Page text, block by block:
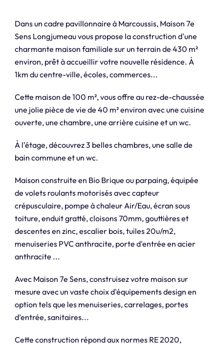
Dans un cadre pavillonnaire à Marcoussis, Maison 7e
Sens Longjumeau vous propose la construction d'une
charmante maison familiale sur un terrain de 430 m²
environ, prêt à accueillir votre nouvelle résidence. À
1km du centre-ville, écoles, commerces...
Cette maison de 100 m², vous offre au rez-de-chaussée
une jolie pièce de vie de 40 m² environ avec une cuisine
ouverte, une chambre, une arrière cuisine et un wc.
À l'étage, découvrez 3 belles chambres, une salle de
bain commune et un wc.
Maison construite en Bio Brique ou parpaing, équipée
de volets roulants motorisés avec capteur
crépusculaire, pompe à chaleur Air/Eau, écran sous
toiture, enduit gratté, cloisons 70mm, gouttières et
descentes en zinc, escalier bois, tuiles 20u/m2,
menuiseries PVC anthracite, porte d'entrée en acier
anthracite ...
Avec Maison 7e Sens, construisez votre maison sur
mesure avec un vaste choix d'équipements design en
option tels que les menuiseries, carrelages, portes
d’entrée, sanitaires...
Cette construction répond aux normes RE 2020,